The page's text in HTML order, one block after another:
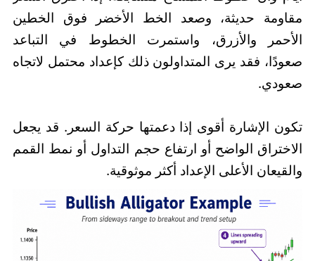
مقاومة حديثة، وصعد الخط الأخضر فوق الخطين
الأحمر والأزرق، واستمرت الخطوط في التباعد
صعودًا، فقد يرى المتداولون ذلك كإعداد محتمل لاتجاه
صعودي.
تكون الإشارة أقوى إذا دعمتها حركة السعر. قد يجعل
الاختراق الواضح أو ارتفاع حجم التداول أو نمط القمم
والقيعان الأعلى الإعداد أكثر موثوقية.